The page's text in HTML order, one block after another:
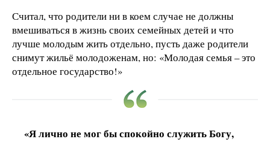
Считал, что родители ни в коем случае не должны
вмешиваться в жизнь своих семейных детей и что
лучше молодым жить отдельно, пусть даже родители
снимут жильё молодоженам, но: «Молодая семья – это
отдельное государство!»
«Я лично не мог бы спокойно служить Богу,